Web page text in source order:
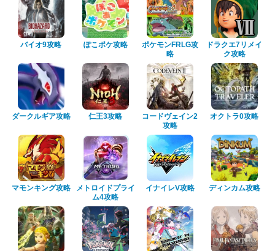
バイオ9攻略 ぽこポケ攻略
ポケモンFRLG攻
略
ドラクエ7リメイ
ク攻略
ダークルギア攻略 仁王3攻略
コードヴェイン2
攻略
オクトラ0攻略
マモンキング攻略
メトロイドプライ
ム4攻略
イナイレV攻略 ディンカム攻略